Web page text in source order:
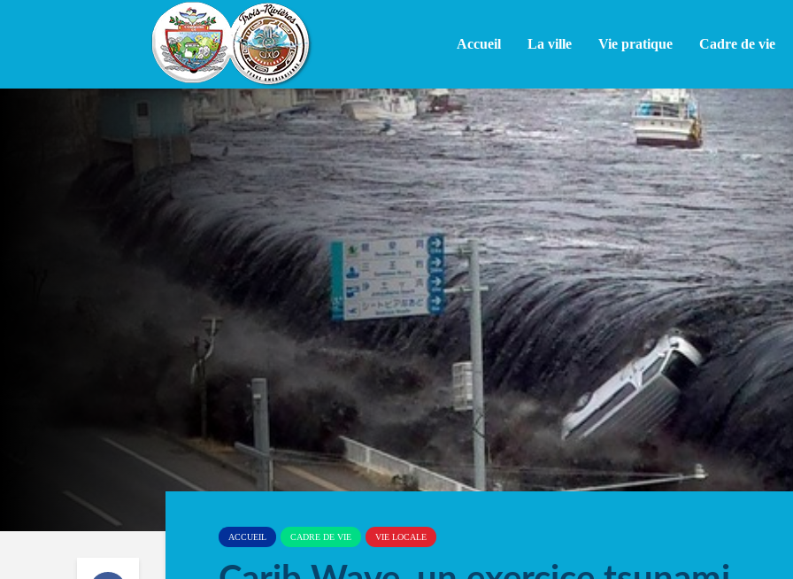
Accueil La ville Vie pratique Cadre de vie
ACCUEIL CADRE DE VIE VIE LOCALE